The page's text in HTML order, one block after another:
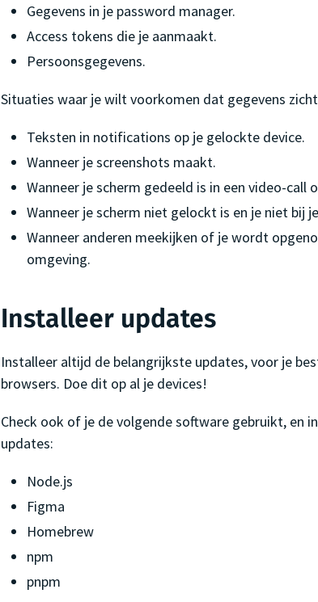
Gegevens in je password manager.
Access tokens die je aanmaakt.
Persoonsgegevens.
Situaties waar je wilt voorkomen dat gegevens
Teksten in notifications op je gelockte device.
Wanneer je screenshots maakt.
Wanneer je scherm gedeeld is in een video-call
Wanneer je scherm niet gelockt is en je niet bij
Wanneer anderen meekijken of je wordt
omgeving.
Installeer updates
Installeer altijd de belangrijkste updates, voor je
browsers. Doe dit op al je devices!
Check ook of je de volgende software gebruikt, en
updates:
Node.js
Figma
Homebrew
npm
pnpm